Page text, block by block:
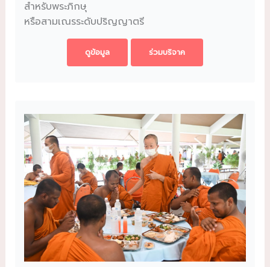
สำหรับพระภิกษุ
หรือสามเณรระดับปริญญาตรี
ดูข้อมูล ร่วมบริจาค